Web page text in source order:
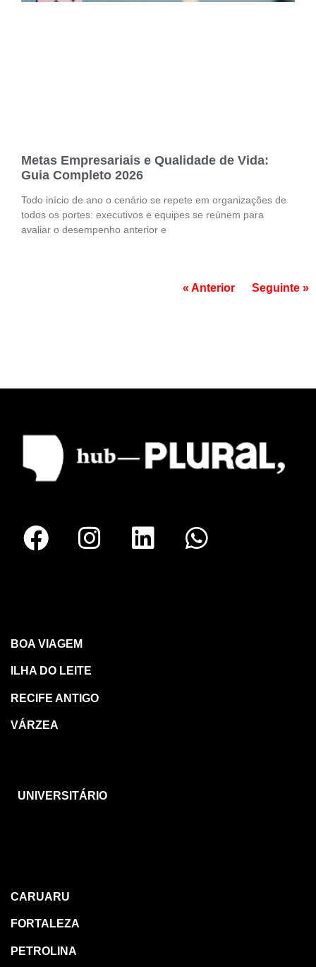
Metas Empresariais e Qualidade de Vida:
Guia Completo 2026
Todo início de ano o cenário se repete em organizações de
todos os portes: executivos e equipes se reúnem para
avaliar o desempenho anterior e
« Anterior Seguinte »
BOA VIAGEM
ILHA DO LEITE
RECIFE ANTIGO
VÁRZEA
UNIVERSITÁRIO
CARUARU
FORTALEZA
PETROLINA